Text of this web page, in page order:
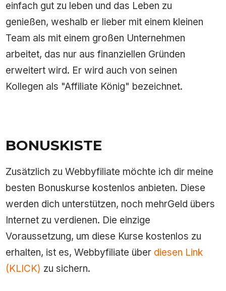
einfach gut zu leben und das Leben zu
genießen, weshalb er lieber mit einem kleinen
Team als mit einem großen Unternehmen
arbeitet, das nur aus finanziellen Gründen
erweitert wird. Er wird auch von seinen
Kollegen als "Affiliate König" bezeichnet.
BONUSKISTE
Zusätzlich zu Webbyfiliate möchte ich dir meine
besten Bonuskurse kostenlos anbieten. Diese
werden dich unterstützen, noch mehrGeld übers
Internet zu verdienen. Die einzige
Voraussetzung, um diese Kurse kostenlos zu
erhalten, ist es, Webbyfiliate über diesen Link
(KLICK) zu sichern.